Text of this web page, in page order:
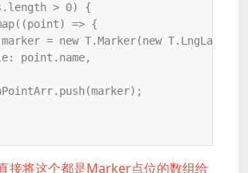
> 0) {
=> {
= new T.Marker(new
point.name,
接将这个都是Marker点位的数组给